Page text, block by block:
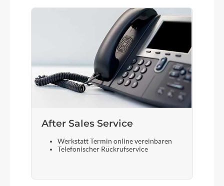
After Sales Service
Werkstatt Termin online vereinbaren
Telefonischer Rückrufservice